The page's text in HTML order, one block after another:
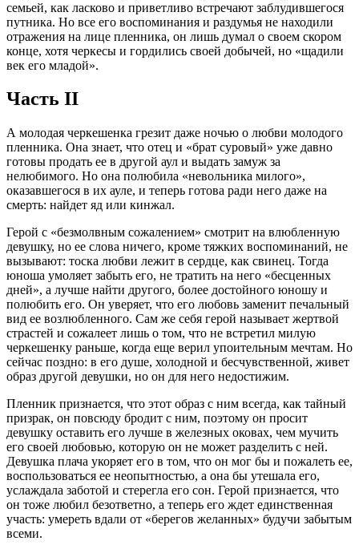
семьей, как ласково и приветливо встречают заблудившегося
путника. Но все его воспоминания и раздумья не находили
отражения на лице пленника, он лишь думал о своем скором
конце, хотя черкесы и гордились своей добычей, но «щадили
век его младой».
Часть II
А молодая черкешенка грезит даже ночью о любви молодого
пленника. Она знает, что отец и «брат суровый» уже давно
готовы продать ее в другой аул и выдать замуж за
нелюбимого. Но она полюбила «невольника милого»,
оказавшегося в их ауле, и теперь готова ради него даже на
смерть: найдет яд или кинжал.
Герой с «безмолвным сожалением» смотрит на влюбленную
девушку, но ее слова ничего, кроме тяжких воспоминаний, не
вызывают: тоска любви лежит в сердце, как свинец. Тогда
юноша умоляет забыть его, не тратить на него «бесценных
дней», а лучше найти другого, более достойного юношу и
полюбить его. Он уверяет, что его любовь заменит печальный
вид ее возлюбленного. Сам же себя герой называет жертвой
страстей и сожалеет лишь о том, что не встретил милую
черкешенку раньше, когда еще верил упоительным мечтам. Но
сейчас поздно: в его душе, холодной и бесчувственной, живет
образ другой девушки, но он для него недостижим.
Пленник признается, что этот образ с ним всегда, как тайный
призрак, он повсюду бродит с ним, поэтому он просит
девушку оставить его лучше в железных оковах, чем мучить
его своей любовью, которую он не может разделить с ней.
Девушка плача укоряет его в том, что он мог бы и пожалеть ее,
воспользоваться ее неопытностью, а она бы утешала его,
услаждала заботой и стерегла его сон. Герой признается, что
он тоже любил безответно, а теперь его ждет единственная
участь: умереть вдали от «берегов желанных» будучи забытым
всеми.